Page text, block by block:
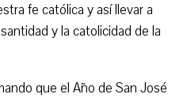
fe católica y así llevar a
y la catolicidad de la
que el Año de San José